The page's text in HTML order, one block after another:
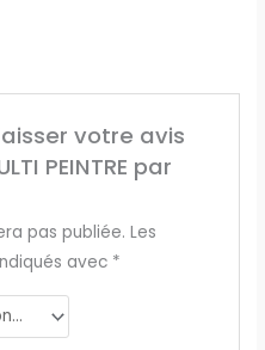
votre avis
PEINTRE par
pas publiée. Les
avec *